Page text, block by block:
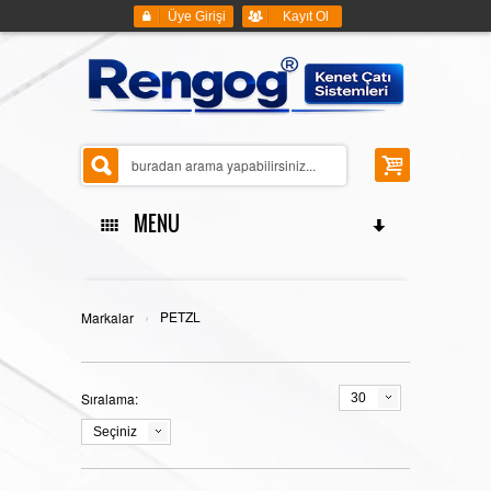
Üye Girişi Kayıt Ol
MENU
ANASAYFA
KENET ÇATI SİSTEMLERİ
Markalar › PETZL
Sıralama:
Seçiniz
30